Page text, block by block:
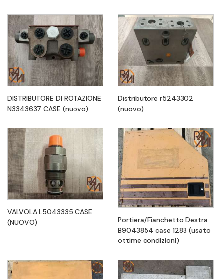
DISTRIBUTORE DI ROTAZIONE
N3343637 CASE (nuovo)
Distributore r5243302
(nuovo)
VALVOLA L5043335 CASE
(NUOVO)
Portiera/Fianchetto Destra
B9043854 case 1288 (usato
ottime condizioni)